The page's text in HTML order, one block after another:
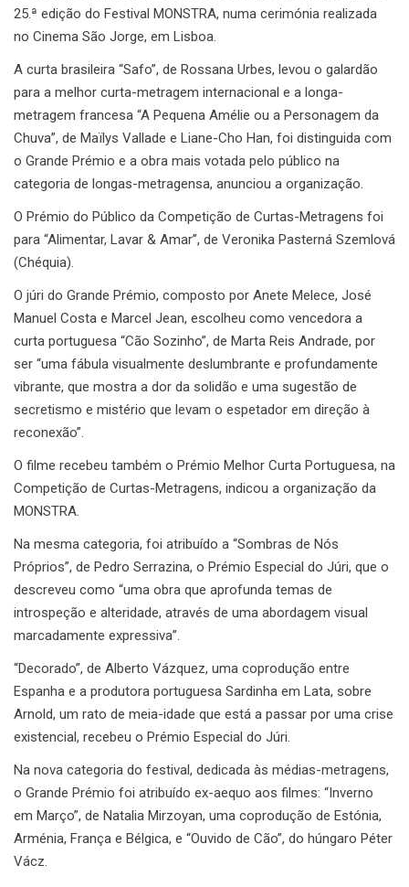
25.ª edição do Festival MONSTRA, numa cerimónia realizada
no Cinema São Jorge, em Lisboa.
A curta brasileira “Safo”, de Rossana Urbes, levou o galardão
para a melhor curta-metragem internacional e a longa-
metragem francesa “A Pequena Amélie ou a Personagem da
Chuva”, de Maïlys Vallade e Liane-Cho Han, foi distinguida com
o Grande Prémio e a obra mais votada pelo público na
categoria de longas-metragensa, anunciou a organização.
O Prémio do Público da Competição de Curtas-Metragens foi
para “Alimentar, Lavar & Amar”, de Veronika Pasterná Szemlová
(Chéquia).
O júri do Grande Prémio, composto por Anete Melece, José
Manuel Costa e Marcel Jean, escolheu como vencedora a
curta portuguesa “Cão Sozinho”, de Marta Reis Andrade, por
ser “uma fábula visualmente deslumbrante e profundamente
vibrante, que mostra a dor da solidão e uma sugestão de
secretismo e mistério que levam o espetador em direção à
reconexão”.
O filme recebeu também o Prémio Melhor Curta Portuguesa, na
Competição de Curtas-Metragens, indicou a organização da
MONSTRA.
Na mesma categoria, foi atribuído a “Sombras de Nós
Próprios”, de Pedro Serrazina, o Prémio Especial do Júri, que o
descreveu como “uma obra que aprofunda temas de
introspeção e alteridade, através de uma abordagem visual
marcadamente expressiva”.
“Decorado”, de Alberto Vázquez, uma coprodução entre
Espanha e a produtora portuguesa Sardinha em Lata, sobre
Arnold, um rato de meia-idade que está a passar por uma crise
existencial, recebeu o Prémio Especial do Júri.
Na nova categoria do festival, dedicada às médias-metragens,
o Grande Prémio foi atribuído ex-aequo aos filmes: “Inverno
em Março”, de Natalia Mirzoyan, uma coprodução de Estónia,
Arménia, França e Bélgica, e “Ouvido de Cão”, do húngaro Péter
Vácz.